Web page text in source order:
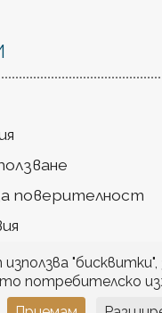
поверителност
потребителско